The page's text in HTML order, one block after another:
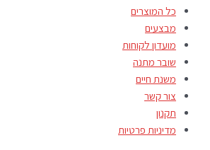
כל המוצרים
מבצעים
מועדון לקוחות
שובר מתנה
משנת חיים
צור קשר
תקנון
מדיניות פרטיות